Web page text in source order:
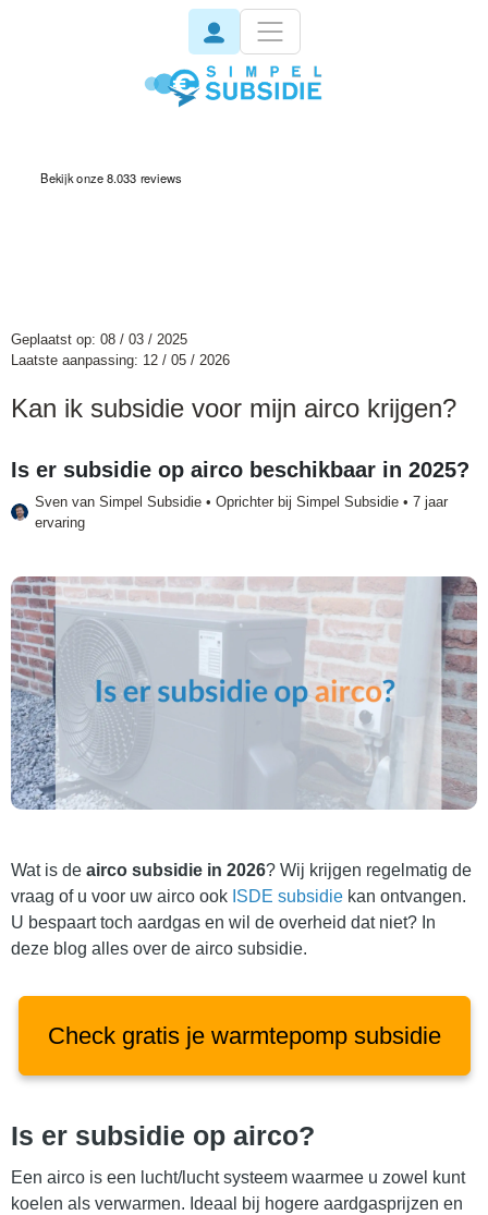
Geplaatst op: 08 / 03 / 2025
Laatste aanpassing: 12 / 05 / 2026
Kan ik subsidie voor mijn airco krijgen?
Is er subsidie op airco beschikbaar in 2025?
Sven van Simpel Subsidie • Oprichter bij Simpel Subsidie • 7 jaar
ervaring
Wat is de airco subsidie in 2026? Wij krijgen regelmatig de
vraag of u voor uw airco ook ISDE subsidie kan ontvangen.
U bespaart toch aardgas en wil de overheid dat niet? In
deze blog alles over de airco subsidie.
Check gratis je warmtepomp subsidie
Is er subsidie op airco?
Een airco is een lucht/lucht systeem waarmee u zowel kunt
koelen als verwarmen. Ideaal bij hogere aardgasprijzen en